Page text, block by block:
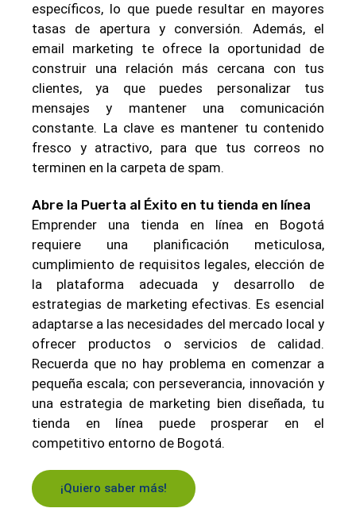
específicos, lo que puede resultar en mayores
tasas de apertura y conversión. Además, el
email marketing te ofrece la oportunidad de
construir una relación más cercana con tus
clientes, ya que puedes personalizar tus
mensajes y mantener una comunicación
constante. La clave es mantener tu contenido
fresco y atractivo, para que tus correos no
terminen en la carpeta de spam.
Abre la Puerta al Éxito en tu tienda en línea
Emprender una tienda en línea en Bogotá
requiere una planificación meticulosa,
cumplimiento de requisitos legales, elección de
la plataforma adecuada y desarrollo de
estrategias de marketing efectivas. Es esencial
adaptarse a las necesidades del mercado local y
ofrecer productos o servicios de calidad.
Recuerda que no hay problema en comenzar a
pequeña escala; con perseverancia, innovación y
una estrategia de marketing bien diseñada, tu
tienda en línea puede prosperar en el
competitivo entorno de Bogotá.
¡Quiero saber más!